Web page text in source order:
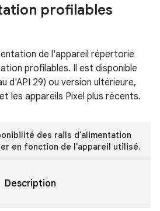
profilables
de l'appareil répertorie
profilables. Il est disponible
d'API 29) ou version ultérieure,
les appareils Pixel plus récents.
des rails d'alimentation
en fonction de l'appareil utilisé.
Description